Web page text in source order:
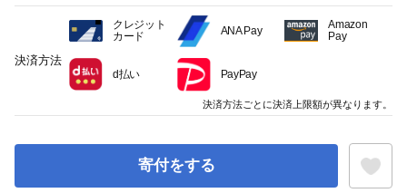
寄付をする
決済方法
クレジット
カード
ANA Pay
Amazon
Pay
d払い PayPay
決済方法ごとに決済上限額が異なります。